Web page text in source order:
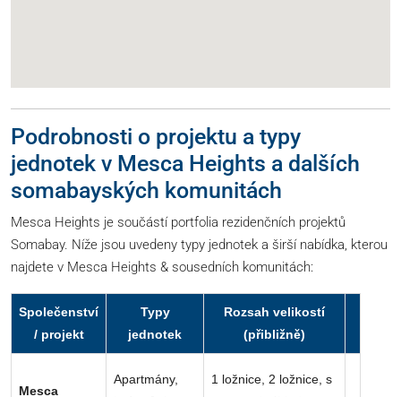
Podrobnosti o projektu a typy
jednotek v Mesca Heights a dalších
somabayských komunitách
Mesca Heights je součástí portfolia rezidenčních projektů
Somabay. Níže jsou uvedeny typy jednotek a širší nabídka, kterou
najdete v Mesca Heights & sousedních komunitách:
Společenství
/ projekt
Typy
jednotek
Rozsah velikostí
(přibližně)
Mesca
Apartmány,
1 ložnice, 2 ložnice, s